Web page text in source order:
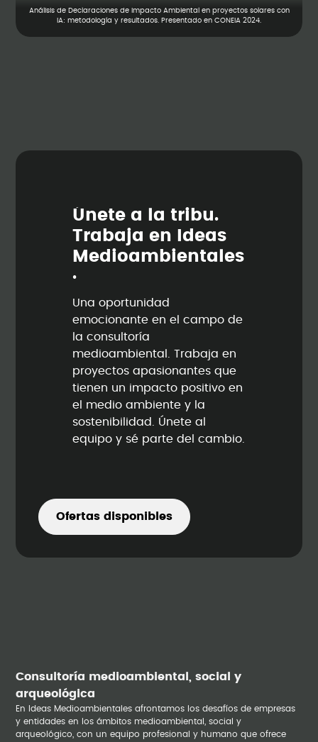
Análisis de Declaraciones de Impacto Ambiental en proyectos solares con
IA: metodología y resultados. Presentado en CONEIA 2024.
Únete a la tribu.
Trabaja en Ideas
Medioambienta les
.
Una oportunidad
emocionante en el campo de
la consultoría
medioambiental. Trabaja en
proyectos apasionantes que
tienen un impacto positivo en
el medio ambiente y la
sostenibilidad. Únete al
equipo y sé parte del cambio.
Ofertas disponibles
Consultoría medioambiental, social y
arqueológica
En Ideas Medioambientales afrontamos los desafíos de empresas
y entidades en los ámbitos medioambiental, social y
arqueológico, con un equipo profesional y humano que ofrece